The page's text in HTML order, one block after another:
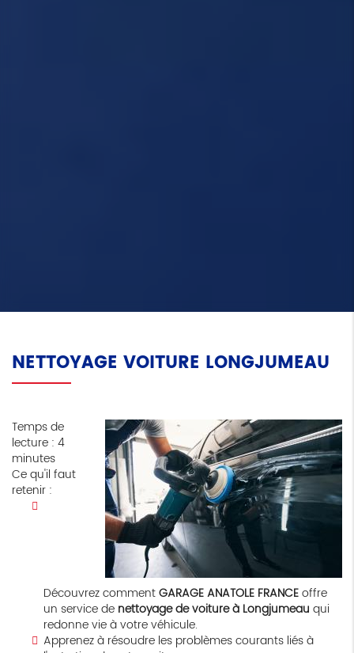
NETTOYAGE VOITURE LONGJUMEAU
Temps de
lecture : 4
minutes
Ce qu'il faut
retenir :
Découvrez commentGARAGE ANATOLE FRANCEoffre
un service de nettoyage de voiture à Longjumeau qui
redonne vie à votre véhicule.
Apprenez à résoudre les problèmes courants liés à